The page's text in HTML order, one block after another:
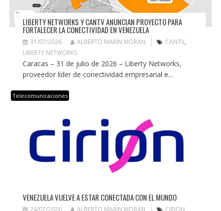
LIBERTY NETWORKS Y CANTV ANUNCIAN PROYECTO PARA
FORTALECER LA CONECTIVIDAD EN VENEZUELA
31/07/2026 ALBERTO MARÍN MORÁN CANTV,
LIBERTY NETWORKS
Caracas – 31 de julio de 2026 – Liberty Networks,
proveedor líder de conectividad empresarial e...
Telecomunicaciones
VENEZUELA VUELVE A ESTAR CONECTADA CON EL MUNDO